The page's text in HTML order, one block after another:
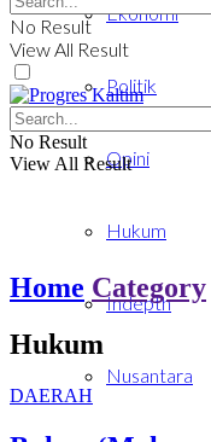
Ekonomi
Politik
Opini
Hukum
Indepth
Nusantara
No Result
View All Result
No Result
View All Result
Home Category
Hukum
DAERAH